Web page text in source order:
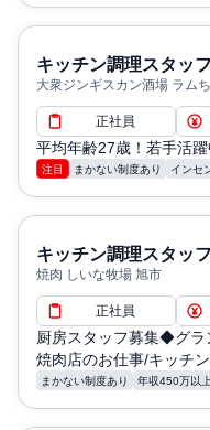
キッチン調理スタッフ
大衆ジンギスカン酒場 ラム
正社員
平均年齢27歳！若手活躍
注目 まかない制度あり インセ
キッチン調理スタッフ
焼肉 しいな牧場 旭市
正社員
厨房スタッフ募集◆グラ
焼肉店のお仕事/キッチ
まかない制度あり 年収450万以上